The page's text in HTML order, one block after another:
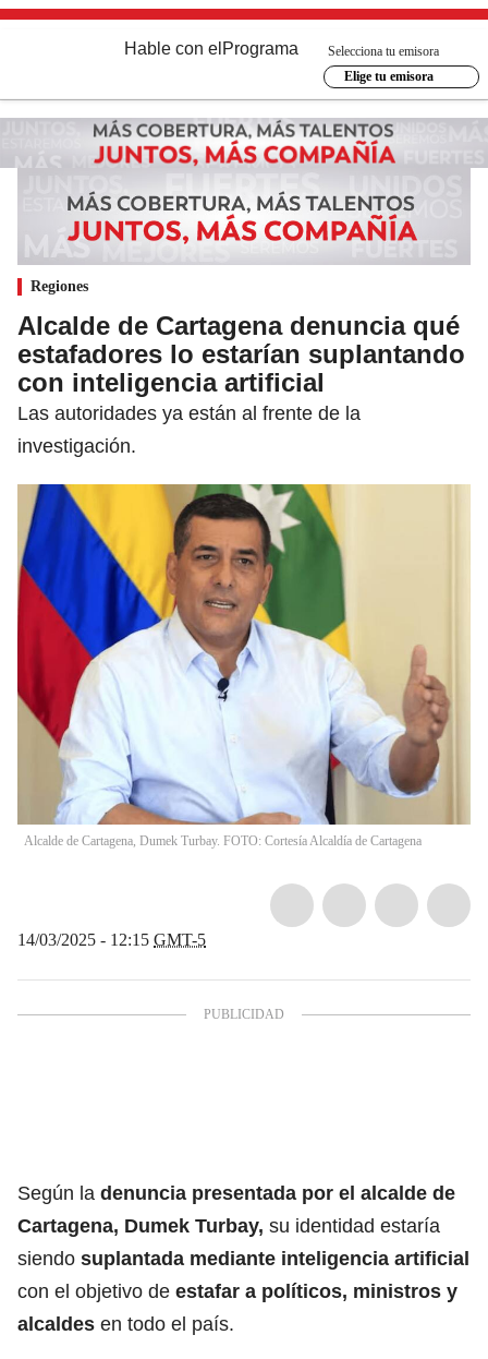
Hable con el Programa
Selecciona tu emisora
Elige tu emisora
Regiones
Alcalde de Cartagena denuncia qué
estafadores lo estarían suplantando
con inteligencia artificial
Las autoridades ya están al frente de la
investigación.
Alcalde de Cartagena, Dumek Turbay. FOTO: Cortesía Alcaldía de Cartagena
14/03/2025 - 12:15 GMT-5
Según la denuncia presentada por el alcalde de
Cartagena, Dumek Turbay, su identidad estaría
siendo suplantada mediante inteligencia artificial
con el objetivo de estafar a políticos, ministros y
alcaldes en todo el país.